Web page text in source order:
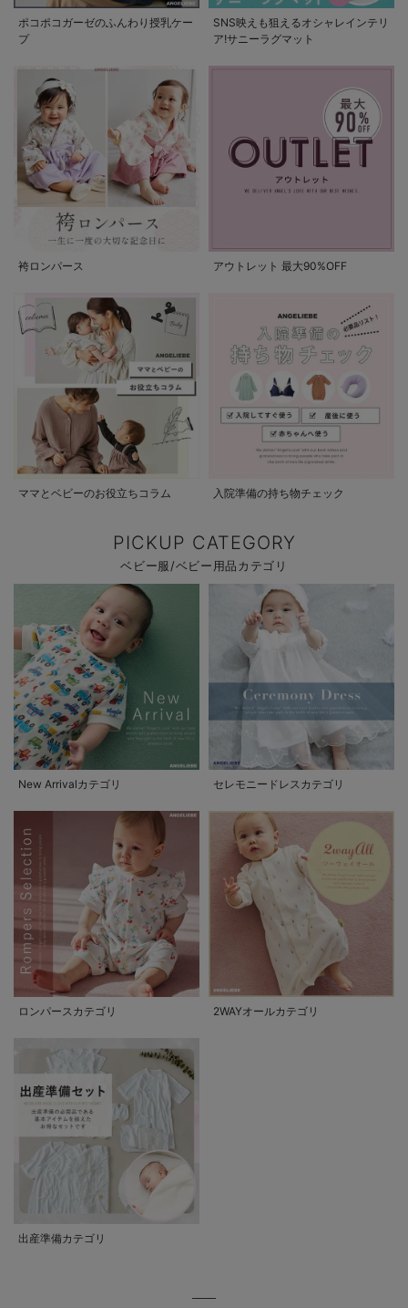
ポコポコガーゼのふんわり授乳ケー
プ
SNS映えも狙えるオシャレインテリ
ア!サニーラグマット
袴ロンパース アウトレット 最大90%OFF
ママとベビーのお役立ちコラム 入院準備の持ち物チェック
PICKUP CATEGORY
ベビー服/ベビー用品カテゴリ
New Arrivalカテゴリ セレモニードレスカテゴリ
ロンパースカテゴリ 2WAYオールカテゴリ
出産準備カテゴリ